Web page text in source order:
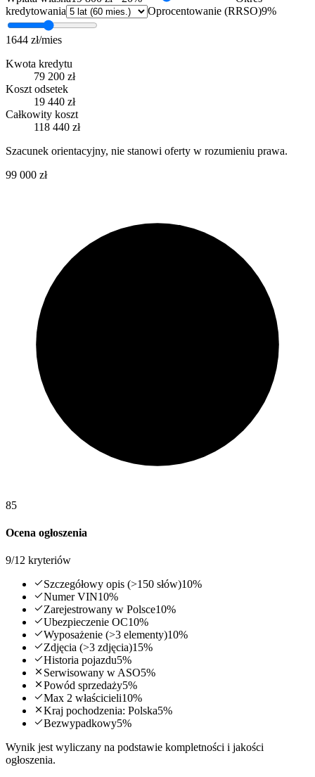
kredytowania
Oprocentowanie (RRSO)9%
1644 zł/mies
Kwota kredytu
79 200 zł
Koszt odsetek
19 440 zł
Całkowity koszt
118 440 zł
Szacunek orientacyjny, nie stanowi oferty w rozumieniu prawa.
99 000 zł
85
Ocena ogłoszenia
9/12 kryteriów
Szczegółowy opis (>150 słów)10%
Numer VIN10%
Zarejestrowany w Polsce10%
Ubezpieczenie OC10%
Wyposażenie (>3 elementy)10%
Zdjęcia (>3 zdjęcia)15%
Historia pojazdu5%
Serwisowany w ASO5%
Powód sprzedaży5%
Max 2 właścicieli10%
Kraj pochodzenia: Polska5%
Bezwypadkowy5%
Wynik jest wyliczany na podstawie kompletności i jakości
ogłoszenia.